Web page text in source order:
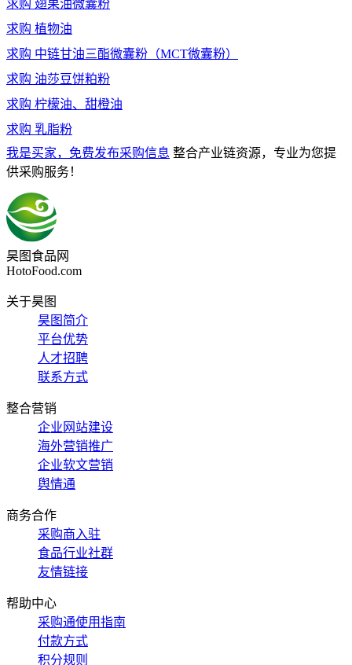
求购 翅果油微囊粉
求购 植物油
求购 中链甘油三酯微囊粉（MCT微囊粉）
求购 油莎豆饼粕粉
求购 柠檬油、甜橙油
求购 乳脂粉
我是买家，免费发布采购信息 整合产业链资源，专业为您提
供采购服务！
昊图食品网
HotoFood.com
关于昊图
昊图简介
平台优势
人才招聘
联系方式
整合营销
企业网站建设
海外营销推广
企业软文营销
舆情通
商务合作
采购商入驻
食品行业社群
友情链接
帮助中心
采购通使用指南
付款方式
积分规则